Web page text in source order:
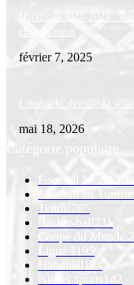
Handball 2024-2025 :
championnat
février 7, 2025
Lemouchi dévoile la
mai 18, 2026
Catégorie populaire
Football Mondial
Football en Tunisie
Tennis
285
Basket-ball
231
Coupe du Monde
Ligue 1
195
Handball
154
Autres sports 142